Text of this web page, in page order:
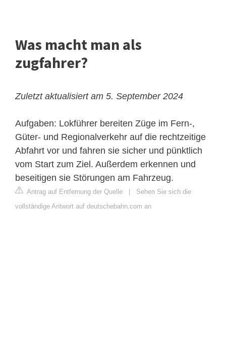
Was macht man als
zugfahrer?
Zuletzt aktualisiert am 5. September 2024
Aufgaben: Lokführer bereiten Züge im Fern-,
Güter- und Regionalverkehr auf die rechtzeitige
Abfahrt vor und fahren sie sicher und pünktlich
vom Start zum Ziel. Außerdem erkennen und
beseitigen sie Störungen am Fahrzeug.
Antrag auf Entfernung der Quelle
Sehen Sie sich die
vollständige Antwort auf deutschebahn.com an